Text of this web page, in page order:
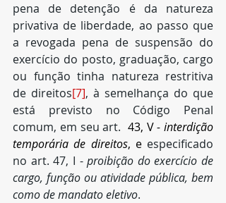
pena de detenção é da natureza
privativa de liberdade, ao passo que
a revogada pena de suspensão do
exercício do posto, graduação, cargo
ou função tinha natureza restritiva
de direitos[7], à semelhança do que
está previsto no Código Penal
comum, em seu art. 43, V - interdição
temporária de direitos, e especificado
no art. 47, I - proibição do exercício de
cargo, função ou atividade pública, bem
como de mandato eletivo.